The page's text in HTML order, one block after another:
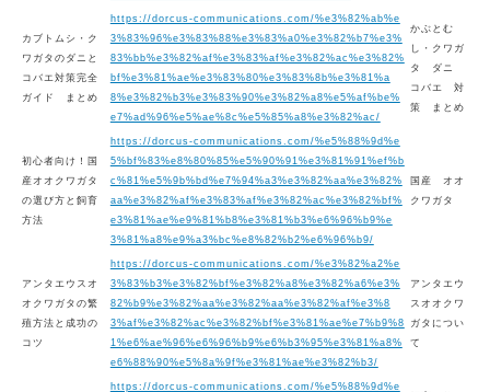
カブトムシ・ク
ワガタのダニと
コバエ対策完全
ガイド まとめ
https://dorcus-communications.com/%e3%82%ab%e
3%83%96%e3%83%88%e3%83%a0%e3%82%b7%e3%
83%bb%e3%82%af%e3%83%af%e3%82%ac%e3%82%
bf%e3%81%ae%e3%83%80%e3%83%8b%e3%81%a
8%e3%82%b3%e3%83%90%e3%82%a8%e5%af%be%
e7%ad%96%e5%ae%8c%e5%85%a8%e3%82%ac/
かぶとむ
し・クワガ
タ ダニ
コバエ 対
策 まとめ
初心者向け！国
産オオクワガタ
の選び方と飼育
方法
https://dorcus-communications.com/%e5%88%9d%e
5%bf%83%e8%80%85%e5%90%91%e3%81%91%ef%b
c%81%e5%9b%bd%e7%94%a3%e3%82%aa%e3%82%
aa%e3%82%af%e3%83%af%e3%82%ac%e3%82%bf%
e3%81%ae%e9%81%b8%e3%81%b3%e6%96%b9%e
3%81%a8%e9%a3%bc%e8%82%b2%e6%96%b9/
国産 オオ
クワガタ
アンタエウスオ
オクワガタの繁
殖方法と成功の
コツ
https://dorcus-communications.com/%e3%82%a2%e
3%83%b3%e3%82%bf%e3%82%a8%e3%82%a6%e3%
82%b9%e3%82%aa%e3%82%aa%e3%82%af%e3%8
3%af%e3%82%ac%e3%82%bf%e3%81%ae%e7%b9%8
1%e6%ae%96%e6%96%b9%e6%b3%95%e3%81%a8%
e6%88%90%e5%8a%9f%e3%81%ae%e3%82%b3/
アンタエウ
スオオクワ
ガタについ
て
https://dorcus-communications.com/%e5%88%9d%e